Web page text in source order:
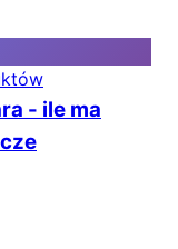
- ile ma